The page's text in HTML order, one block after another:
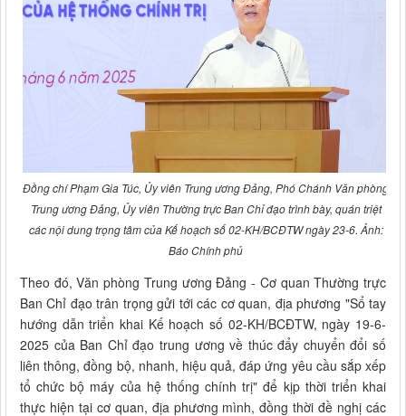
Đồng chí Phạm Gia Túc, Ủy viên Trung ương Đảng, Phó Chánh Văn phòng
Trung ương Đảng, Ủy viên Thường trực Ban Chỉ đạo trình bày, quán triệt
các nội dung trọng tâm của Kế hoạch số 02-KH/BCĐTW ngày 23-6. Ảnh:
Báo Chính phủ
Theo đó, Văn phòng Trung ương Đảng - Cơ quan Thường trực
Ban Chỉ đạo trân trọng gửi tới các cơ quan, địa phương "Sổ tay
hướng dẫn triển khai Kế hoạch số 02-KH/BCĐTW, ngày 19-6-
2025 của Ban Chỉ đạo trung ương về thúc đẩy chuyển đổi số
liên thông, đồng bộ, nhanh, hiệu quả, đáp ứng yêu cầu sắp xếp
tổ chức bộ máy của hệ thống chính trị" để kịp thời triển khai
thực hiện tại cơ quan, địa phương mình, đồng thời đề nghị các